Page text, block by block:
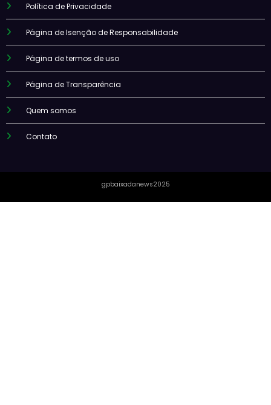
Política de Privacidade
Página de Isenção de Responsabilidade
Página de termos de uso
Página de Transparência
Quem somos
Contato
gpbaixadanews2025